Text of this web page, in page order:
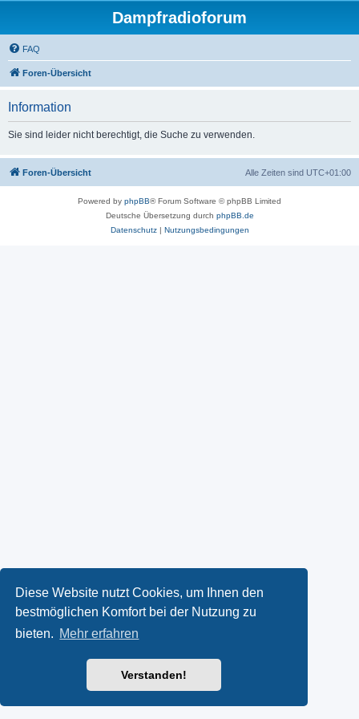
Diese Website nutzt Cookies, um Ihnen den
bestmöglichen Komfort bei der Nutzung zu
bieten. Mehr erfahren
Verstanden!
Dampfradioforum
FAQ
Foren-Übersicht
Information
Sie sind leider nicht berechtigt, die Suche zu verwenden.
Foren-Übersicht Alle Zeiten sind UTC+01:00
Powered by phpBB® Forum Software © phpBB Limited
Deutsche Übersetzung durch phpBB.de
Datenschutz| Nutzungsbedingungen